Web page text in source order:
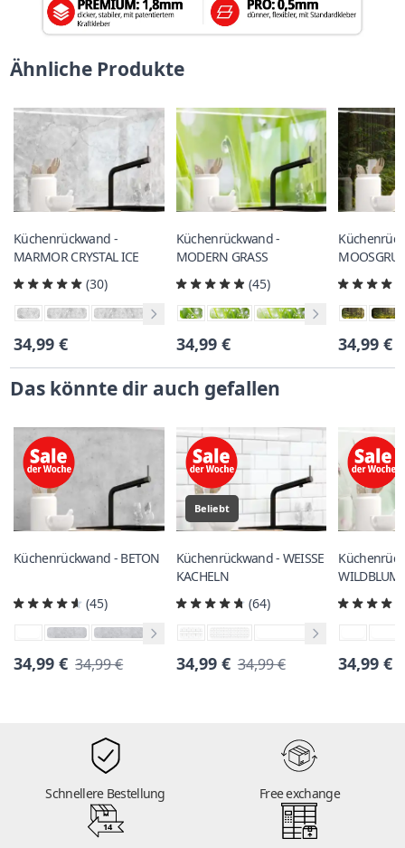
Ähnliche Produkte
Küchenrückwand -
MARMOR CRYSTAL ICE
(30)
34,99 €
Küchenrückwand -
MODERN GRASS
(45)
34,99 € 34,99 €
Das könnte dir auch gefallen
Küchenrückwand - BETON
(45)
34,99 € 34,99 €
Beliebt
Küchenrückwand - WEISSE
KACHELN
(64)
34,99 € 34,99 € 34,99 €
Schnellere Bestellung Free exchange
14